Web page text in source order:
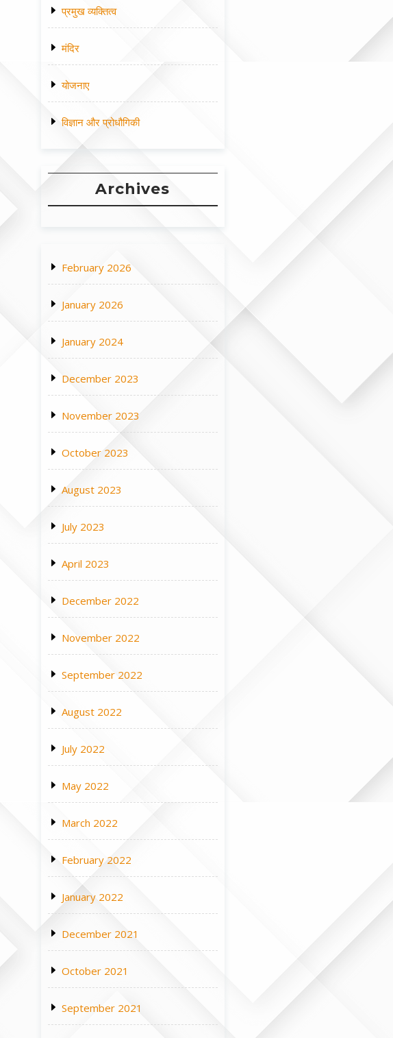
प्रमुख व्यक्तित्व
मंदिर
योजनाए
विज्ञान और प्रोधौगिकी
Archives
February 2026
January 2026
January 2024
December 2023
November 2023
October 2023
August 2023
July 2023
April 2023
December 2022
November 2022
September 2022
August 2022
July 2022
May 2022
March 2022
February 2022
January 2022
December 2021
October 2021
September 2021